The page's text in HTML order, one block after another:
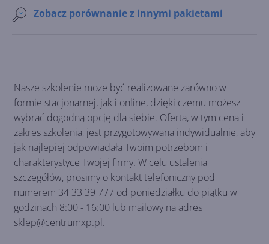
Zobacz porównanie z innymi pakietami
Nasze szkolenie może być realizowane zarówno w
formie stacjonarnej, jak i online, dzięki czemu możesz
wybrać dogodną opcję dla siebie. Oferta, w tym cena i
zakres szkolenia, jest przygotowywana indywidualnie, aby
jak najlepiej odpowiadała Twoim potrzebom i
charakterystyce Twojej firmy. W celu ustalenia
szczegółów, prosimy o kontakt telefoniczny pod
numerem 34 33 39 777 od poniedziałku do piątku w
godzinach 8:00 - 16:00 lub mailowy na adres
sklep@centrumxp.pl.